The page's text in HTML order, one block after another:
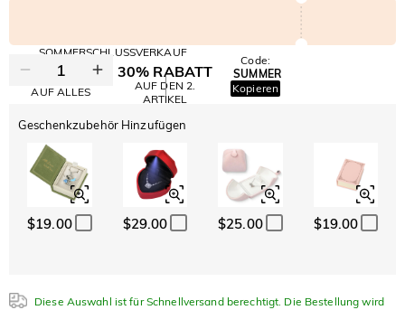
SOMMERSCHLUSSVERKAUF
10% RABATT
AUF ALLES
30% RABATT
AUF DEN 2.
ARTIKEL
Code:
SUMMER
Kopieren
Geschenkzubehör Hinzufügen
$19.00 $29.00 $25.00 $19.00
Diese Auswahl ist für Schnellversand berechtigt. Die Bestellung wird